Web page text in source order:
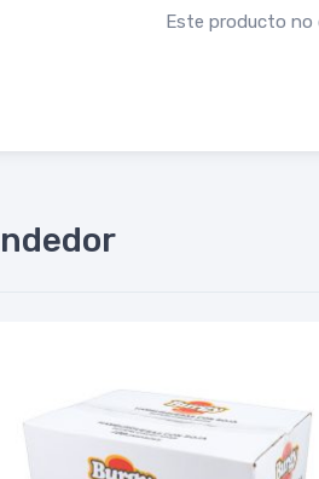
Este producto no